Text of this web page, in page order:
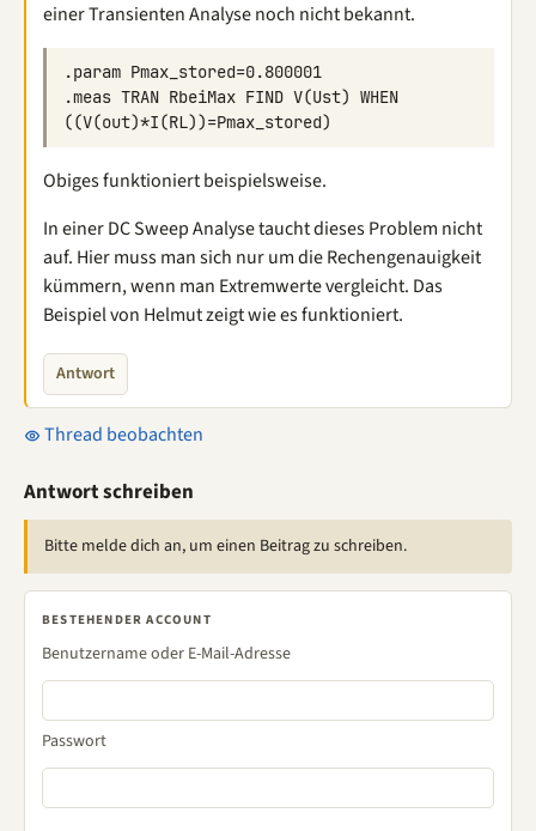
einer Transienten Analyse noch nicht bekannt.
.meas TRAN RbeiMax FIND V(Ust) WHEN
Obiges funktioniert beispielsweise.
In einer DC Sweep Analyse taucht dieses Problem nicht
auf. Hier muss man sich nur um die Rechengenauigkeit
kümmern, wenn man Extremwerte vergleicht. Das
Beispiel von Helmut zeigt wie es funktioniert.
Antwort
Thread beobachten
Antwort schreiben
Bitte melde dich an, um einen Beitrag zu schreiben.
BESTEHENDER ACCOUNT
Benutzername oder E-Mail-Adresse
Passwort